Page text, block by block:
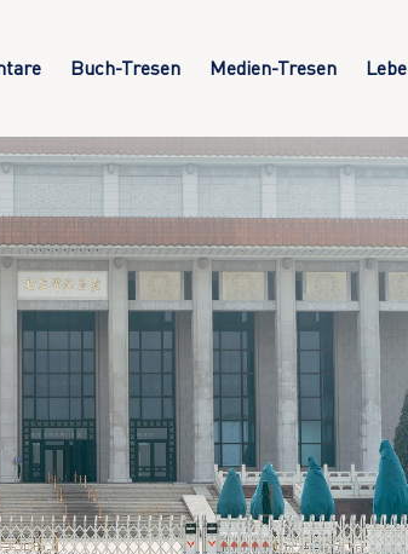
Buch-Tresen Medien-Tresen